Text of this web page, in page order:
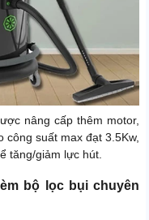
nâng cấp thêm motor,
công suất max đạt 3.5Kw,
tăng/giảm lực hút.
bộ lọc bụi chuyên